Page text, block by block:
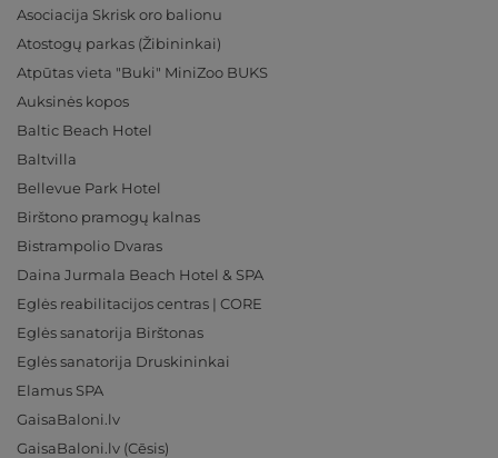
Asociacija Skrisk oro balionu
Atostogų parkas (Žibininkai)
Atpūtas vieta "Buki" MiniZoo BUKS
Auksinės kopos
Baltic Beach Hotel
Baltvilla
Bellevue Park Hotel
Birštono pramogų kalnas
Bistrampolio Dvaras
Daina Jurmala Beach Hotel & SPA
Eglės reabilitacijos centras | CORE
Eglės sanatorija Birštonas
Eglės sanatorija Druskininkai
Elamus SPA
GaisaBaloni.lv
GaisaBaloni.lv (Cēsis)